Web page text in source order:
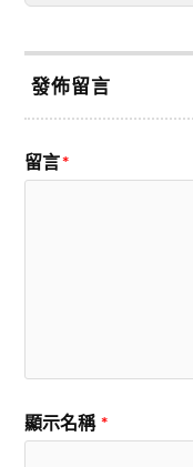
發佈留言
留言*
顯示名稱 *